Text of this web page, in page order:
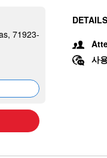
71923-
DETAILS
사